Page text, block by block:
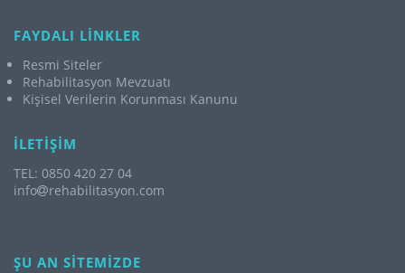
FAYDALI LİNKLER
Resmi Siteler
Rehabilitasyon Mevzuatı
Kişisel Verilerin Korunması Kanunu
İLETİŞİM
TEL: 0850 420 27 04
info
rehabilitasyon.com
ŞU AN SİTEMİZDE